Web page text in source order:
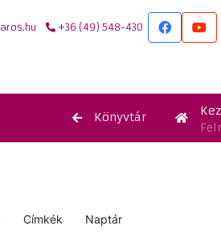
+36 (49) 548-430
Könyvtár
Címkék Naptár